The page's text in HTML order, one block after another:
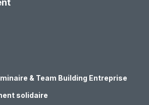
& Team Building Entreprise
solidaire